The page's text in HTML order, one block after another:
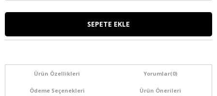
Ürün Özellikleri Yorumlar(0)
Ödeme Seçenekleri Ürün Önerileri